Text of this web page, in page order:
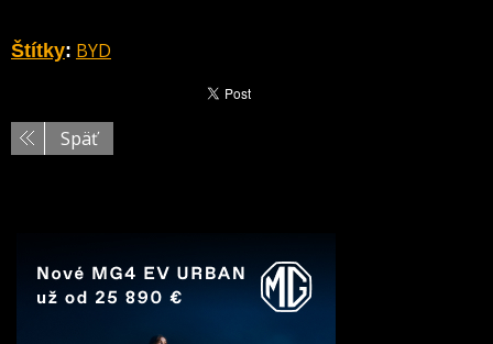
Štítky: BYD
Späť